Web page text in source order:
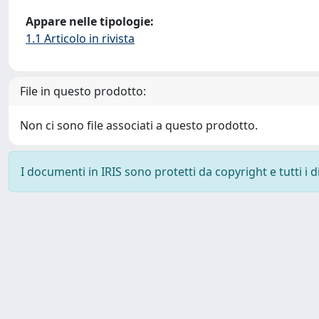
Appare nelle tipologie:
1.1 Articolo in rivista
File in questo prodotto:
Non ci sono file associati a questo prodotto.
I documenti in IRIS sono protetti da copyright e tutti i